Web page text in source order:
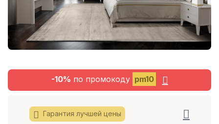
-10% по промокоду pm10
Гарантия лучшей цены